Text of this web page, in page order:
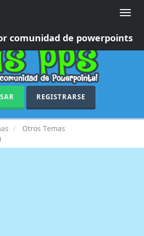
Toggle
comunidad de powerpoints
REGISTRARSE
Otros Temas